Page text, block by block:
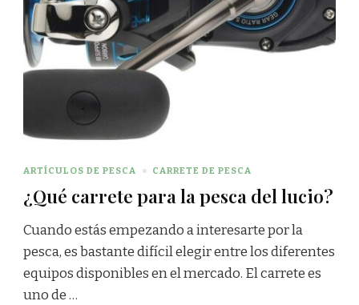
ARTÍCULOS DE PESCA CARRETE DE PESCA
¿Qué carrete para la pesca del lucio?
Cuando estás empezando a interesarte por la
pesca, es bastante difícil elegir entre los diferentes
equipos disponibles en el mercado. El carrete es
uno de …